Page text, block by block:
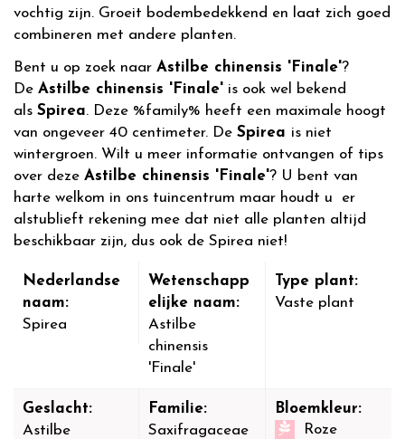
vochtig zijn. Groeit bodembedekkend en laat zich goed
combineren met andere planten.
Bent u op zoek naar Astilbe chinensis 'Finale'?
De Astilbe chinensis 'Finale' is ook wel bekend
als Spirea. Deze %family% heeft een maximale hoogt
van ongeveer 40 centimeter. De Spirea is niet
wintergroen. Wilt u meer informatie ontvangen of tips
over deze Astilbe chinensis 'Finale'? U bent van
harte welkom in ons tuincentrum maar houdt u er
alstublieft rekening mee dat niet alle planten altijd
beschikbaar zijn, dus ook de Spirea niet!
Nederlandse
naam:
Spirea
Wetenschapp
elijke naam:
Astilbe
chinensis
'Finale'
Type plant:
Vaste plant
Geslacht:
Astilbe
Familie:
Saxifragaceae
Bloemkleur:
Roze